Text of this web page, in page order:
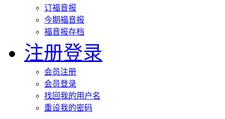
订福音报
今期福音报
福音报存档
注册登录
会员注册
会员登录
找回我的用户名
重设我的密码